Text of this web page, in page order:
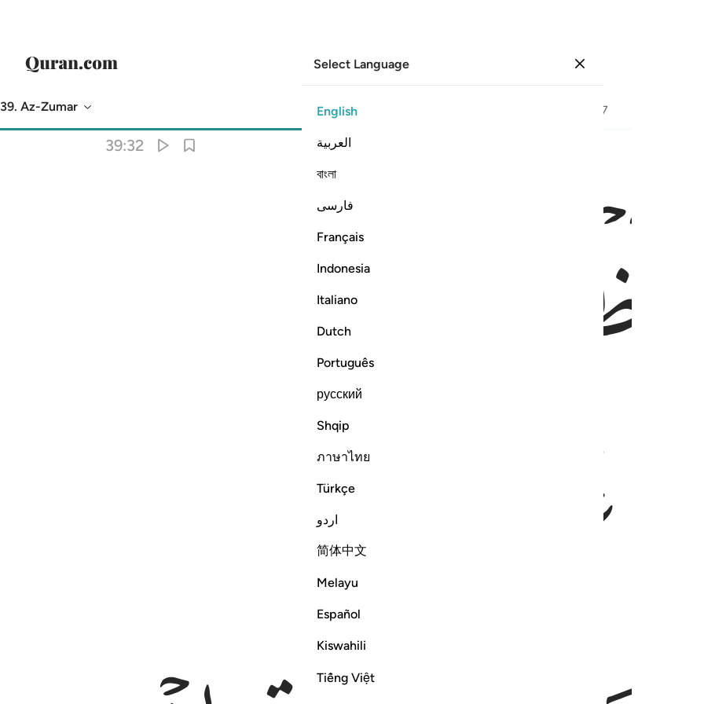
Select Language
English
العربية
বাংলা
فارسی
Français
Indonesia
Italiano
Dutch
Português
русский
Shqip
ภาษาไทย
Türkçe
اردو
简体中文
Melayu
Español
Kiswahili
Tiếng Việt
39. Az-Zumar 47
Translation
39:32
جَآءَهُۥٓ ۚ أَلَيْسَ فِى جَهَنَّمَ مَثْوًۭى لِّلْكَـٰفِرِينَ ٣٢
ﱃ
ﱄ
ﱆ
ﱇ